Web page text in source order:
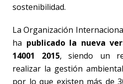
sostenibilidad.
La Organización
ha publicado la nueva
14001 2015, siendo un
realizar la gestión
por lo que existen más de